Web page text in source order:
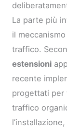
La parte più
il
traffico.
estensioni
recente
progettati per
traffico